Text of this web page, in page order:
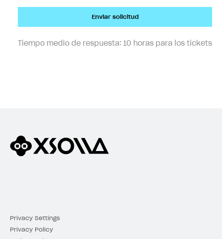
Enviar solicitud
Tiempo medio de respuesta: 10 horas para los tickets
Privacy Settings
Privacy Policy